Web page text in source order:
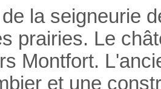
la seigneurie
prairies. Le
Montfort.
et une